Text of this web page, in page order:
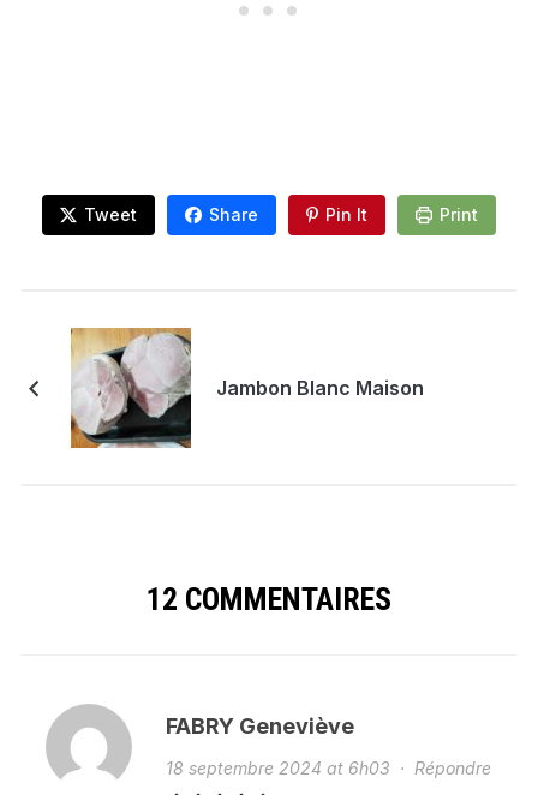
Tweet Share Pin It Print
Jambon Blanc Maison
12 COMMENTAIRES
FABRY Geneviève
18 septembre 2024 at 6h03 · Répondre